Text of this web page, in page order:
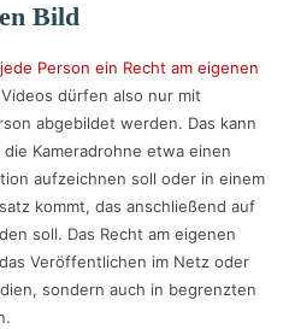
Bild
Person ein Recht am eigenen
dürfen also nur mit
abgebildet werden. Das kann
Kameradrohne etwa einen
aufzeichnen soll oder in einem
kommt, das anschließend auf
soll. Das Recht am eigenen
Veröffentlichen im Netz oder
sondern auch in begrenzten